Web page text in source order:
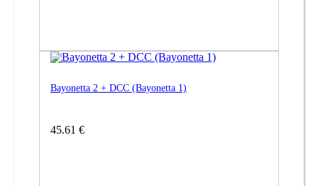
Bayonetta 2 + DCC (Bayonetta 1)
45.61 €